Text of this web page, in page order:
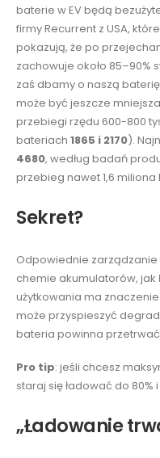
baterie w EV będą
firmy Recurrent z USA,
pokazują, że po
zachowuje około 85–90%
zaś dbamy o naszą
może być jeszcze
przebiegi rzędu 600-800
bateriach 1865 i 2170).
4680, według badań
przebieg nawet 1,6
Sekret?
Odpowiednie
chemie akumulatorów, jak
użytkowania ma
może przyspieszyć
bateria powinna przetrwać
Pro tip: jeśli chcesz
staraj się ładować do
„Ładowanie